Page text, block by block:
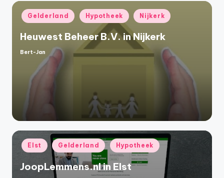
Geplaatst
in
Gelderland Hypotheek Nijkerk
Heuwest Beheer B.V. in Nijkerk
Geplaatst
Bert-Jan
Geplaatst
in
Elst Gelderland Hypotheek
JoopLemmens.nl in Elst